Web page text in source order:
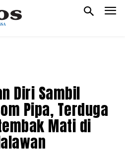
Diri Sambil
Pipa, Terduga
Mati di